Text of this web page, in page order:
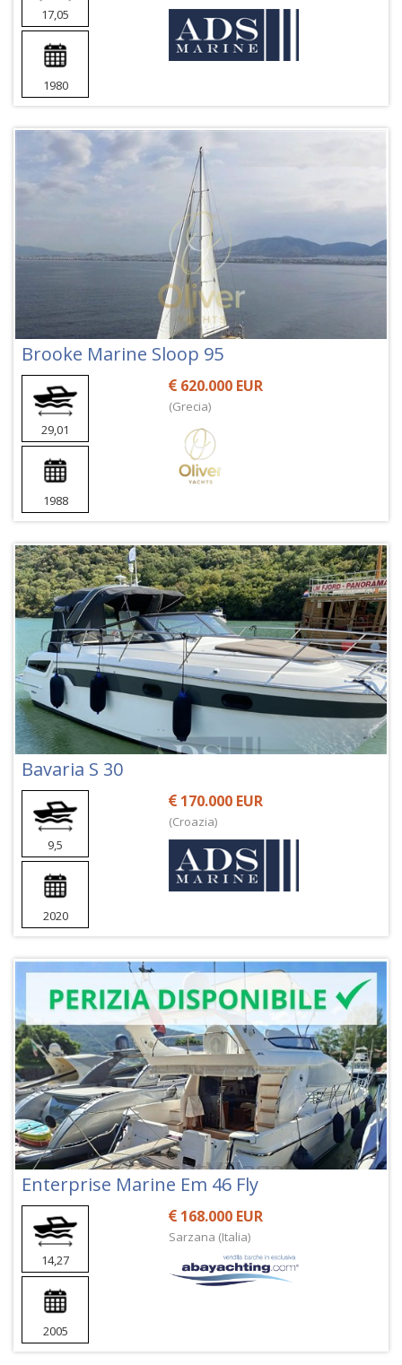
17,05
1980
Brooke Marine Sloop 95
29,01
1988
620.000 EUR
(Grecia)
Bavaria S 30
9,5
2020
170.000 EUR
(Croazia)
Enterprise Marine Em 46 Fly
14,27
2005
168.000 EUR
Sarzana (Italia)